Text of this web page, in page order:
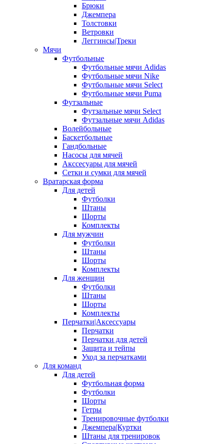
Брюки
Джемпера
Толстовки
Ветровки
Леггинсы|Треки
Мячи
Футбольные
Футбольные мячи Adidas
Футбольные мячи Nike
Футбольные мячи Select
Футбольные мячи Puma
Футзальные
Футзальные мячи Select
Футзальные мячи Adidas
Волейбольные
Баскетбольные
Гандбольные
Насосы для мячей
Акссесуары для мячей
Сетки и сумки для мячей
Вратарская форма
Для детей
Футболки
Штаны
Шорты
Комплекты
Для мужчин
Футболки
Штаны
Шорты
Комплекты
Для женщин
Футболки
Штаны
Шорты
Комплекты
Перчатки|Аксессуары
Перчатки
Перчатки для детей
Защита и тейпы
Уход за перчатками
Для команд
Для детей
Футбольная форма
Футболки
Шорты
Гетры
Тренировочные футболки
Джемпера|Куртки
Штаны для тренировок